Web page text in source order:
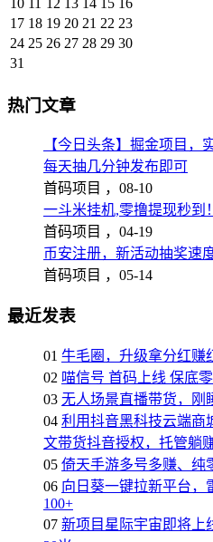
10 11 12 13 14 15 16
17 18 19 20 21 22 23
24 25 26 27 28 29 30
31
热门文章
【今日头条】掘金项目，
每天抽几分钟发布即可
首码项目 ， 08-10
一斗米挂机,零撸提现秒到
首码项目 ， 04-19
币安注册，新活动抽奖速
首码项目 ， 05-14
最近发表
01 牛毛圈，升级拿分红赚
02 喵信号 首码上线 保底
03 无人场景直播带货，刚
04 利用抖音黑科技云端商
文带货抖音授权，托管躺赚
05 倚天手游多号多赚、纯
06 向日葵一键拉新平台，
100+
07 新项目星际宇宙即将上